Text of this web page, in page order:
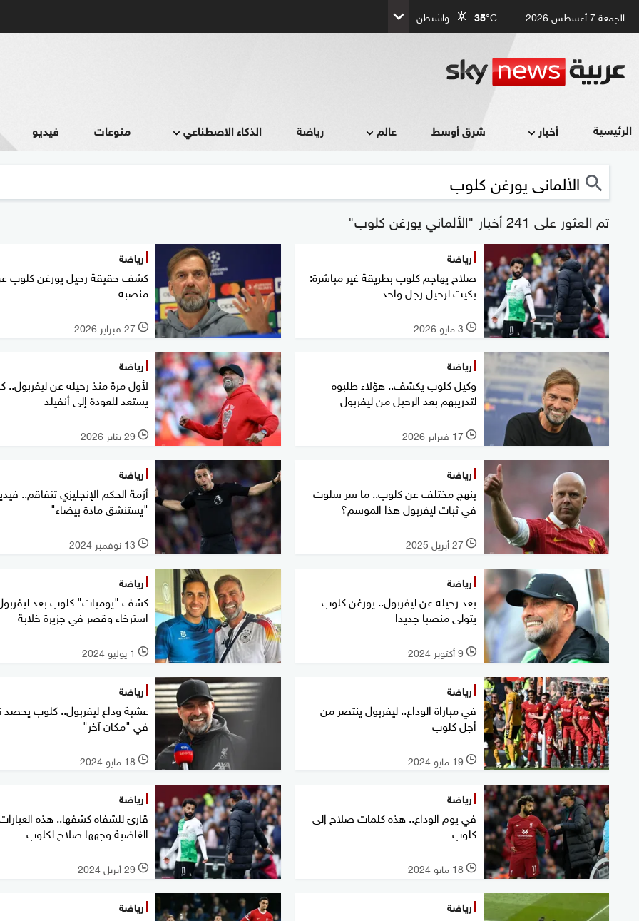
الجمعة 7 أغسطس 2026 35°C واشنطن
الرئيسية أخبار شرق أوسط عالم رياضة الذكاء الاصطناعي منوعات فيديو
تم العثور على 241 أخبار "الألماني يورغن كلوب"
رياضة
صلاح يهاجم كلوب بطريقة غير مباشرة:
بكيت لرحيل رجل واحد
l 3 مايو 2026
رياضة
كشف حقيقة رحيل يورغن كلوب
منصبه
l 27 فبراير 2026
رياضة
وكيل كلوب يكشف.. هؤلاء طلبوه
لتدريبهم بعد الرحيل من ليفربول
l 17 فبراير 2026
رياضة
لأول مرة منذ رحيله عن ليفربول..
يستعد للعودة إلى أنفيلد
l 29 يناير 2026
رياضة
بنهج مختلف عن كلوب.. ما سر سلوت
في ثبات ليفربول هذا الموسم؟
l 27 أبريل 2025
رياضة
أزمة الحكم الإنجليزي تتفاقم..
"يستنشق مادة بيضاء"
l 13 نوفمبر 2024
رياضة
بعد رحيله عن ليفربول.. يورغن كلوب
يتولى منصبا جديدا
l 9 أكتوبر 2024
رياضة
كشف "يوميات" كلوب بعد
استرخاء وقصر في جزيرة خلابة
l 1 يوليو 2024
رياضة
في مباراة الوداع.. ليفربول ينتصر من
أجل كلوب
l 19 مايو 2024
رياضة
عشية وداع ليفربول.. كلوب يحصد
في "مكان آخر"
l 18 مايو 2024
رياضة
في يوم الوداع.. هذه كلمات صلاح إلى
كلوب
l 18 مايو 2024
رياضة
قارئ للشفاه كشفها.. هذه
الغاضبة وجهها صلاح لكلوب
l 29 أبريل 2024
رياضة رياضة